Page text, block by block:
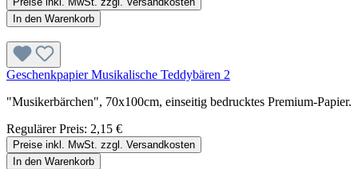
In den Warenkorb
Geschenkpapier Musikalische Teddybären 2
"Musikerbärchen", 70x100cm, einseitig bedrucktes Premium-Papier.
Regulärer Preis: 2,15 €
Preise inkl. MwSt. zzgl. Versandkosten
In den Warenkorb